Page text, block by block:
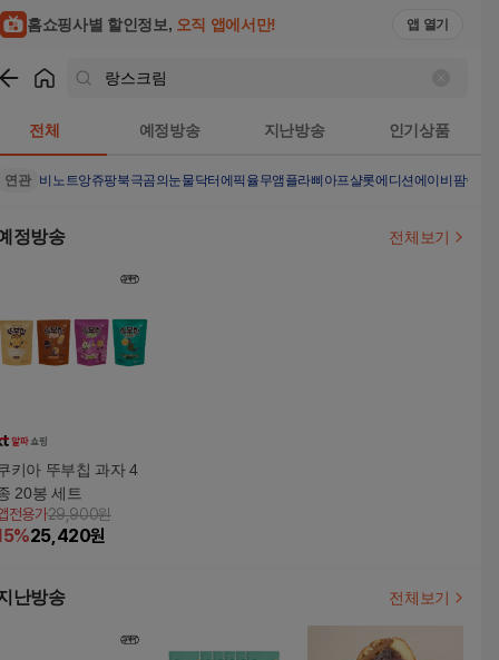
홈쇼핑사별 할인정보, 오직 앱에서만! 앱 열기
전체 예정방송 지난방송 인기상품
연관 비노트앙쥬팡북극곰의눈물닥터에픽율무앰플라삐아프샬롯에디션에이비팜솔트
정방송 전체보기
키아 뚜부칩 과자 4
20봉 세트
전용가29,900원
%25,420원
난방송 전체보기